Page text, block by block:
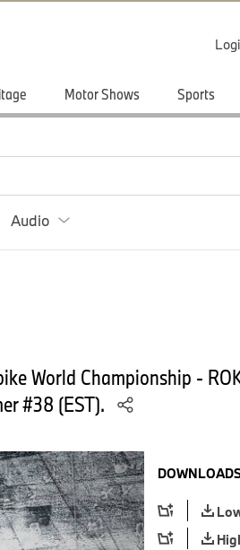
Motor Shows Sports
Audio
World Championship -
#38 (EST).